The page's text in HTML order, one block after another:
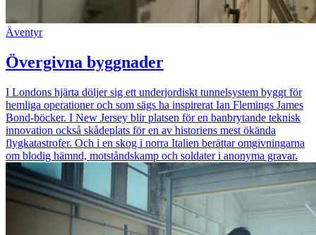
Äventyr
Övergivna byggnader
I Londons hjärta döljer sig ett underjordiskt tunnelsystem byggt för
hemliga operationer och som sägs ha inspirerat Ian Flemings James
Bond-böcker. I New Jersey blir platsen för en banbrytande teknisk
innovation också skådeplats för en av historiens mest ökända
flygkatastrofer. Och i en skog i norra Italien berättar omgivningarna
om blodig hämnd, motståndskamp och soldater i anonyma gravar.